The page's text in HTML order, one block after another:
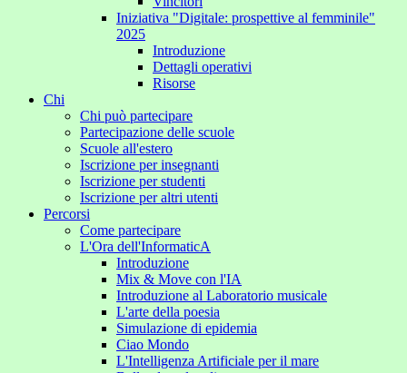
Iniziativa "Digitale: prospettive al femminile"
2025
Introduzione
Dettagli operativi
Risorse
Chi
Chi può partecipare
Partecipazione delle scuole
Scuole all'estero
Iscrizione per insegnanti
Iscrizione per studenti
Iscrizione per altri utenti
Percorsi
Come partecipare
L'Ora dell'InformaticA
Introduzione
Mix & Move con l'IA
Introduzione al Laboratorio musicale
L'arte della poesia
Simulazione di epidemia
Ciao Mondo
L'Intelligenza Artificiale per il mare